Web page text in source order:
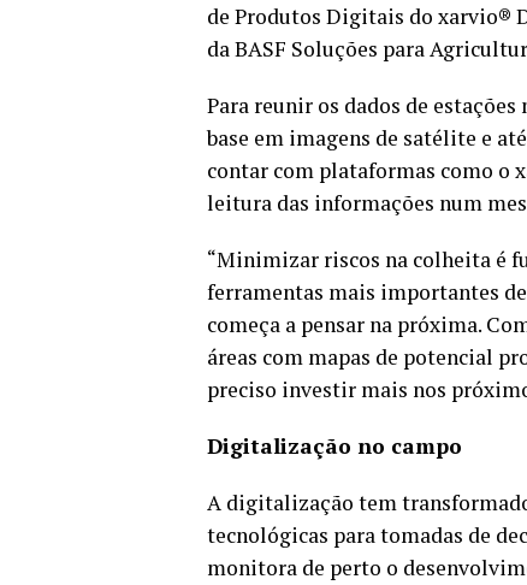
de Produtos Digitais do xarvio®
da BASF Soluções para
Para reunir os dados de
base em imagens de satélite e
contar com plataformas como o
leitura das informações num
“Minimizar riscos na colheita é
ferramentas mais importantes
começa a pensar na próxima.
áreas com mapas de potencial
preciso investir mais nos
Digitalização no campo
A digitalização tem
tecnológicas para tomadas de
monitora de perto o